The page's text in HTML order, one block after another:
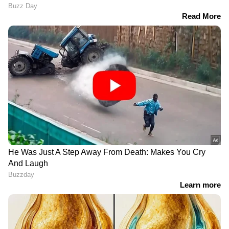
മ​ദ്യപിച്ചിറങ്ങുമ്പോൾ
ബാറിൻ്റെ വാതിൽ ദേഹത്ത്
തട്ടിയതിന്റെ വിരോധം;
ബാറിന് പുറത്ത് പരാക്രമം,
യുവാവിനെ ആക്രമിച്ചു;
മൂന്നുപേ‍ർ പിടിയിൽ
വാഹനാപകടത്തിൽ
വയോധികൻ മരിച്ചു;
ബെംഗളൂരുവിൽ ജോലി
ചെയ്യുന്ന മകനെ
കണ്ടെത്താൻ സഹായം
തേടി പൊലീസ്
അമ്മ സ്വർണം സൂക്ഷിച്ച
പഴയ പെട്ടി മകൾ
ആക്രിക്കാരന് വിറ്റു;
ചേർത്തല
കെഎസ്ആ‍‍‍ർടിസി
ഡിപ്പോയിൽ